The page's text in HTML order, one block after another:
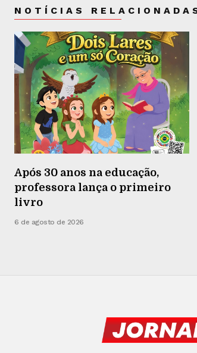
NOTÍCIAS
Após 30 anos na educação,
professora lança o primeiro
livro
6 de agosto de 2026